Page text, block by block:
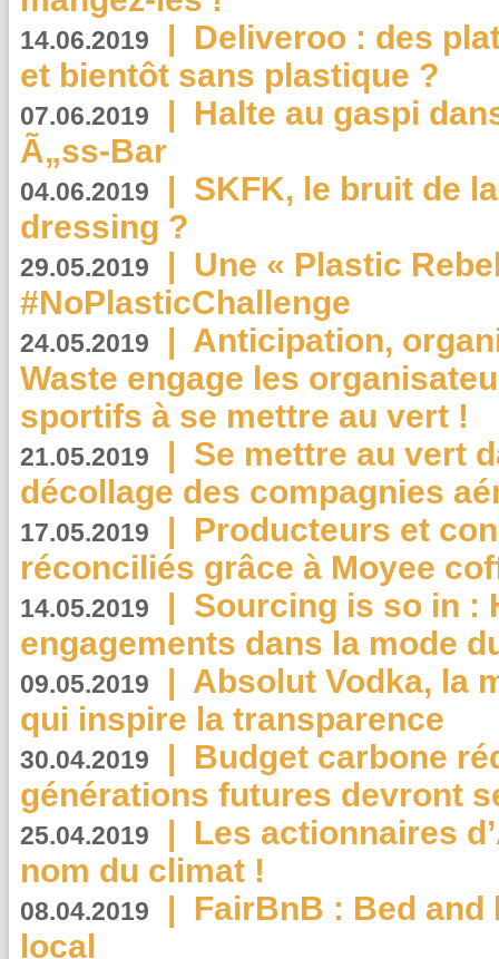
14.06.2019 | Deliveroo : des
et bientôt sans plastique ?
07.06.2019 | Halte au gaspi
Ã„ss-Bar
04.06.2019 | SKFK, le bruit de
dressing ?
29.05.2019 | Une « Plastic
#NoPlasticChallenge
24.05.2019 | Anticipation,
Waste engage les
sportifs à se mettre au vert !
21.05.2019 | Se mettre au vert
décollage des compagnies
17.05.2019 | Producteurs et
réconciliés grâce à Moyee
14.05.2019 | Sourcing is so in :
engagements dans la mode
09.05.2019 | Absolut Vodka, la
qui inspire la transparence
30.04.2019 | Budget carbone
générations futures devront
25.04.2019 | Les actionnaires
nom du climat !
08.04.2019 | FairBnB : Bed
local